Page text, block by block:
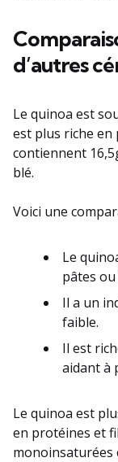
d’autres
Le quinoa est
est plus riche en
contiennent
blé.
Voici une
Le
pâtes
Il a un
faible.
Il est
aidant à
Le quinoa est
en protéines et
monoinsaturées